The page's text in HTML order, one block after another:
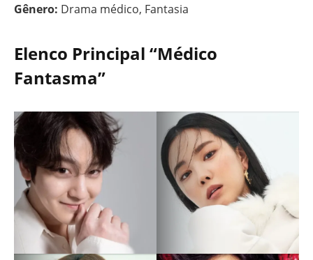
Gênero: Drama médico, Fantasia
Elenco Principal “Médico
Fantasma”